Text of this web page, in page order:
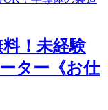
料！未経験
ター《お仕